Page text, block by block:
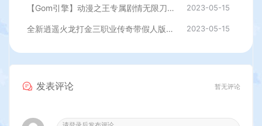
【Gom引擎】动漫之王专属剧情无限刀变态单职业传奇假人版本 2023-05-15
全新逍遥火龙打金三职业传奇带假人版本【Gom引擎】 2023-05-15
发表评论 暂无评论